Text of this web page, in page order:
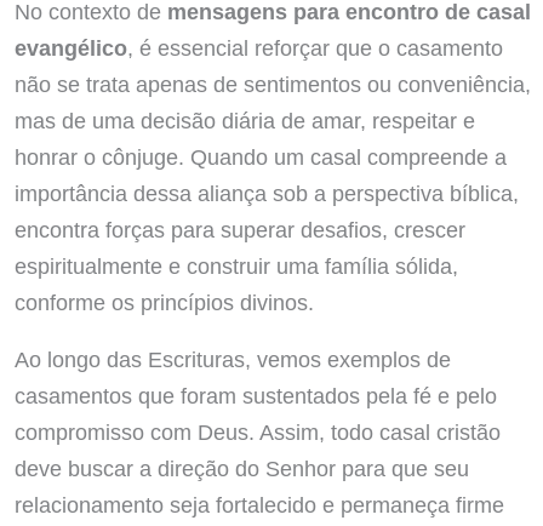
No contexto de mensagens para encontro de casal
evangélico, é essencial reforçar que o casamento
não se trata apenas de sentimentos ou conveniência,
mas de uma decisão diária de amar, respeitar e
honrar o cônjuge. Quando um casal compreende a
importância dessa aliança sob a perspectiva bíblica,
encontra forças para superar desafios, crescer
espiritualmente e construir uma família sólida,
conforme os princípios divinos.
Ao longo das Escrituras, vemos exemplos de
casamentos que foram sustentados pela fé e pelo
compromisso com Deus. Assim, todo casal cristão
deve buscar a direção do Senhor para que seu
relacionamento seja fortalecido e permaneça firme